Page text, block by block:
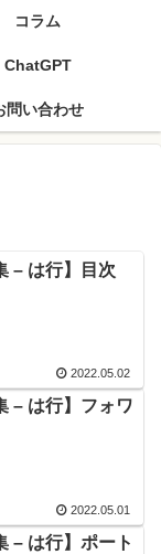
コラム
ChatGPT
問い合わせ
– は行】目次
2022.05.02
– は行】フォワ
2022.05.01
– は行】ポート